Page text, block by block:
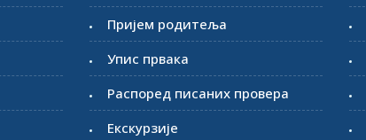
Пријем родитеља
Упис првака
Распоред писаних провера
Екскурзије